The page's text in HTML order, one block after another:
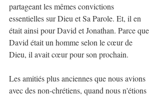
partageant les mêmes convictions
essentielles sur Dieu et Sa Parole. Et, il en
était ainsi pour David et Jonathan. Parce que
David était un homme selon le cœur de
Dieu, il avait cœur pour son prochain.
Les amitiés plus anciennes que nous avions
avec des non-chrétiens, quand nous n'étions